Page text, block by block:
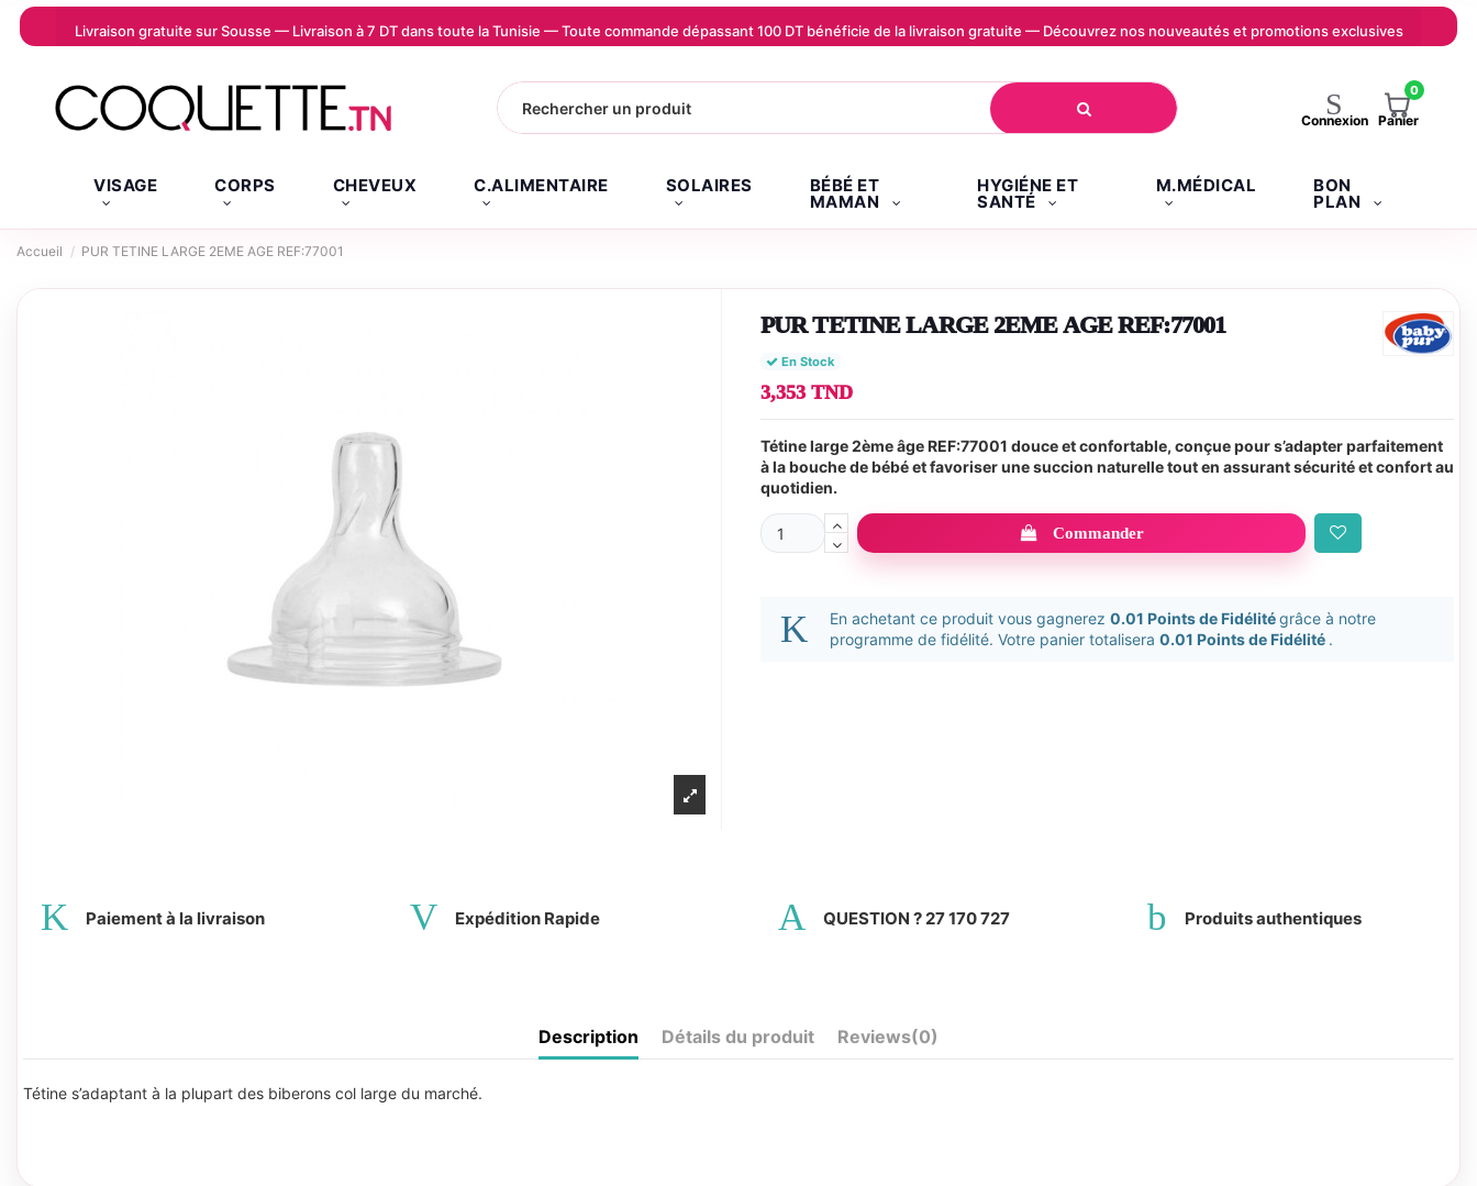
Livraison gratuite sur Sousse — Livraison à 7 DT dans toute la Tunisie — Toute commande dépassant 100 DT bénéficie de la livraison gratuite — Découvrez nos nouveautés et promotions exclusives
Connexion
0
Panier
VISAGE CORPS CHEVEUX C.ALIMENTAIRE SOLAIRES BÉBÉ ET
MAMAN
HYGIÉNE ET
SANTÉ
M.MÉDICAL BON
PLAN
Accueil PUR TETINE LARGE 2EME AGE REF:77001
PUR TETINE LARGE 2EME AGE REF:77001
En Stock
3,353 TND
Tétine large 2ème âge REF:77001 douce et confortable, conçue pour s’adapter parfaitement
à la bouche de bébé et favoriser une succion naturelle tout en assurant sécurité et confort au
quotidien.
Commander
En achetant ce produit vous gagnerez 0.01 Points de Fidélitégrâce à notre
programme de fidélité. Votre panier totalisera 0.01 Points de Fidélité .
Paiement à la livraison Expédition Rapide QUESTION ? 27 170 727 Produits authentiques
Description Détails du produit Reviews(0)
Tétine s’adaptant à la plupart des biberons col large du marché.